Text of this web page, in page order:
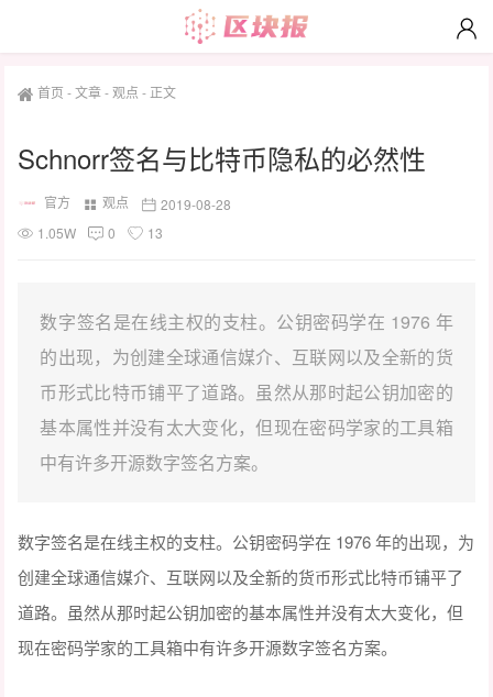
首页 -文章-观点 - 正文
Schnorr签名与比特币隐私的必然性
官方 观点
2019-08-28
1.05W
0 13
数字签名是在线主权的支柱。公钥密码学在 1976 年
的出现，为创建全球通信媒介、互联网以及全新的货
币形式比特币铺平了道路。虽然从那时起公钥加密的
基本属性并没有太大变化，但现在密码学家的工具箱
中有许多开源数字签名方案。
数字签名是在线主权的支柱。公钥密码学在 1976 年的出现，为
创建全球通信媒介、互联网以及全新的货币形式比特币铺平了
道路。虽然从那时起公钥加密的基本属性并没有太大变化，但
现在密码学家的工具箱中有许多开源数字签名方案。